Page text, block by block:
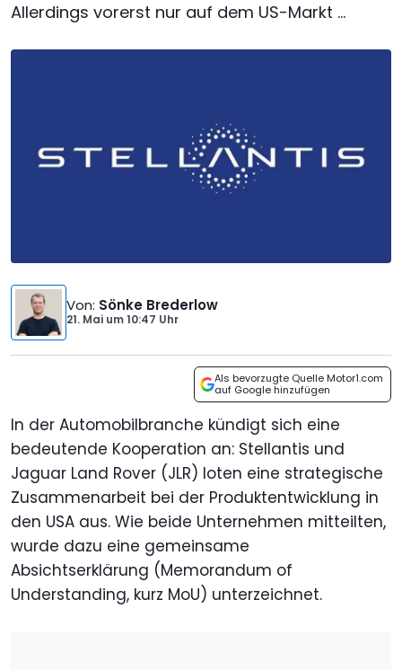
Allerdings vorerst nur auf dem US-Markt ...
Von: Sönke Brederlow
21. Mai um10:47 Uhr
Als bevorzugte Quelle Motor1.com
auf Google hinzufügen
In der Automobilbranche kündigt sich eine
bedeutende Kooperation an: Stellantis und
Jaguar Land Rover (JLR) loten eine strategische
Zusammenarbeit bei der Produktentwicklung in
den USA aus. Wie beide Unternehmen mitteilten,
wurde dazu eine gemeinsame
Absichtserklärung (Memorandum of
Understanding, kurz MoU) unterzeichnet.